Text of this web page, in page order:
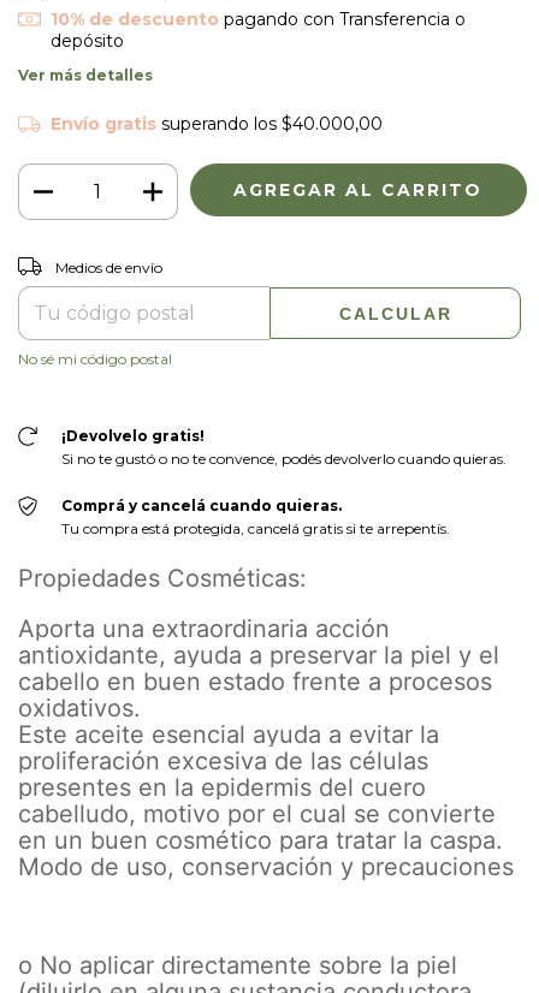
10% de descuento pagando con Transferencia o
depósito
Ver más detalles
Envío gratis superando los $40.000,00
Entregas para el CP:
Medios de envío
CALCULAR
No sé mi código postal
¡Devolvelo gratis!
Si no te gustó o no te convence, podés devolverlo cuando quieras.
Comprá y cancelá cuando quieras.
Tu compra está protegida, cancelá gratis si te arrepentís.
Propiedades Cosméticas:
Aporta una extraordinaria acción
antioxidante, ayuda a preservar la piel y el
cabello en buen estado frente a procesos
oxidativos.
Este aceite esencial ayuda a evitar la
proliferación excesiva de las células
presentes en la epidermis del cuero
cabelludo, motivo por el cual se convierte
en un buen cosmético para tratar la caspa.
Modo de uso, conservación y precauciones
o No aplicar directamente sobre la piel